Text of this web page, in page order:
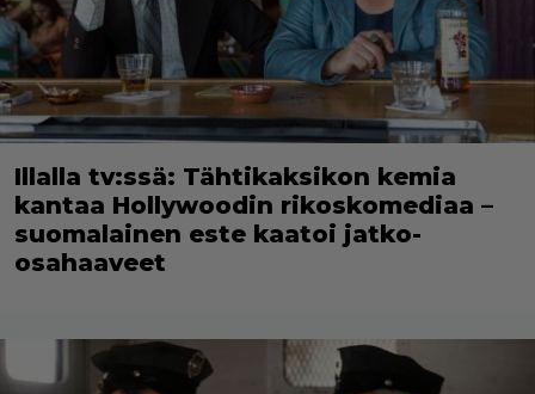
Illalla tv:ssä: Tähtikaksikon kemia
kantaa Hollywoodin rikoskomediaa –
suomalainen este kaatoi jatko-
osahaaveet